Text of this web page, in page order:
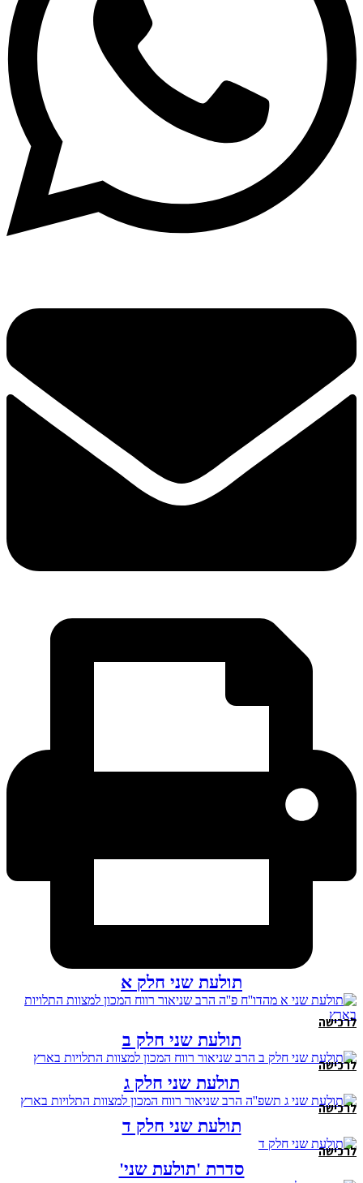
תולעת שני חלק א
לרכישה
תולעת שני חלק ב
לרכישה
תולעת שני חלק ג
לרכישה
תולעת שני חלק ד
לרכישה
סדרת 'תולעת שני'